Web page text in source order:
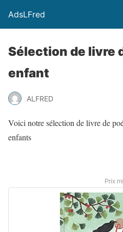
AdsLFred
Sélection de livre
enfant
ALFRED
Voici notre sélection de livre de
enfants